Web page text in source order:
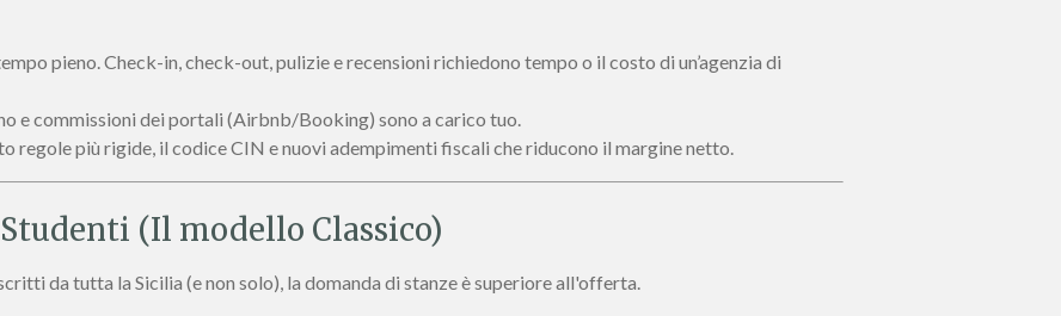
pieno. Check-in, check-out, pulizie e recensioni richiedono tempo o il costo di un’agenzia di
e commissioni dei portali (Airbnb/Booking) sono a carico tuo.
regole più rigide, il codice CIN e nuovi adempimenti fiscali che riducono il margine netto.
(Il modello Classico)
da tutta la Sicilia (e non solo), la domanda di stanze è superiore all'offerta.